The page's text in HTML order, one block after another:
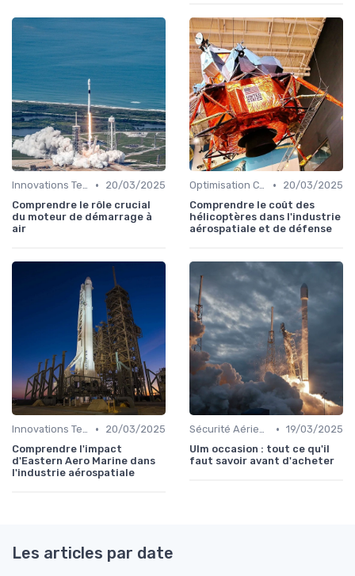
Innovations Technologiques •
20/03/2025
Comprendre le rôle crucial
du moteur de démarrage à
air
Optimisation Coûts •
20/03/2025
Comprendre le coût des
hélicoptères dans l'industrie
aérospatiale et de défense
Innovations Technologiques •
20/03/2025
Comprendre l'impact
d'Eastern Aero Marine dans
l'industrie aérospatiale
Sécurité Aérienne • 19/03/2025
Ulm occasion : tout ce qu'il
faut savoir avant d'acheter
Les articles par date